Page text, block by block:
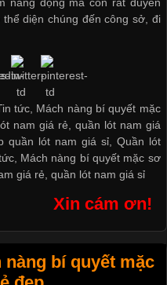
diện chúng đến công sở, đi
tức, Mách nàng bí quyết mặc
nam giá rẻ, quần lót nam giá
quần lót nam giá sỉ, Quần lót
, Mách nàng bí quyết mặc sơ
giá rẻ,quần lót nam giá sỉ
Xin cám ơn!
nàng bí quyết mặc